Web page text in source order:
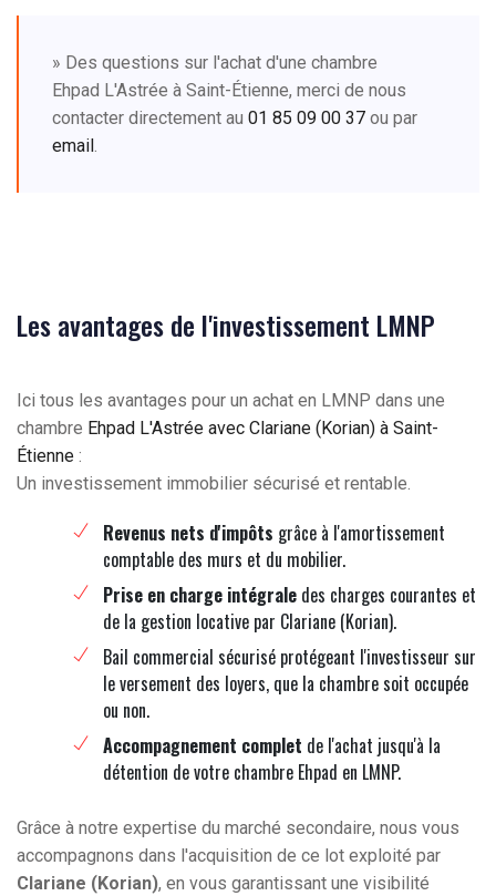
» Des questions sur l'achat d'une chambre
Ehpad L'Astrée à Saint-Étienne, merci de nous
contacter directement au 01 85 09 00 37 ou par
email .
Les avantages de l'investissement LMNP
Ici tous les avantages pour un achat en LMNP dans une
chambre Ehpad L'Astrée avec Clariane (Korian) à Saint-
Étienne :
Un investissement immobilier sécurisé et rentable.
Revenus nets d'impôts grâce à l'amortissement
comptable des murs et du mobilier.
Prise en charge intégrale des charges courantes et
de la gestion locative par Clariane (Korian).
Bail commercial sécurisé protégeant l'investisseur sur
le versement des loyers, que la chambre soit occupée
ou non.
Accompagnement complet de l'achat jusqu'à la
détention de votre chambre Ehpad en LMNP.
Grâce à notre expertise du marché secondaire, nous vous
accompagnons dans l'acquisition de ce lot exploité par
Clariane (Korian), en vous garantissant une visibilité